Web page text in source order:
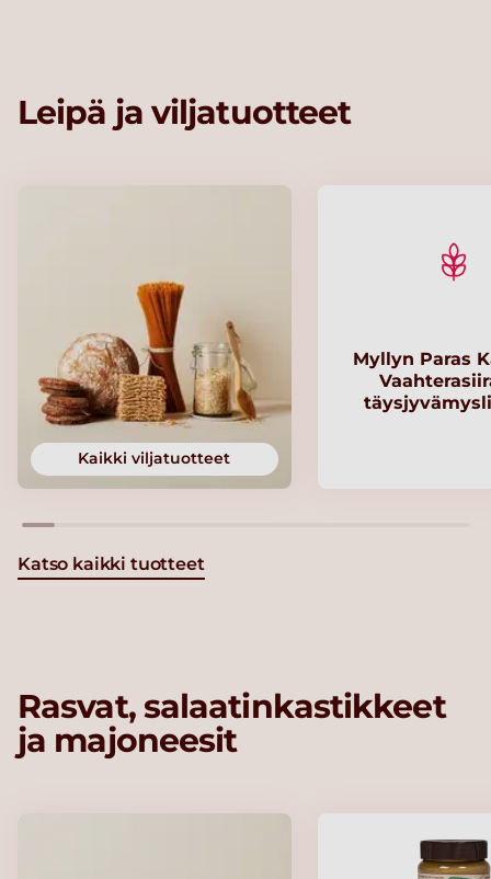
Leipä ja viljatuotteet
Kaikki viljatuotteet
Myllyn Paras
Katso kaikki tuotteet
Rasvat, salaatinkastikkeet
ja majoneesit